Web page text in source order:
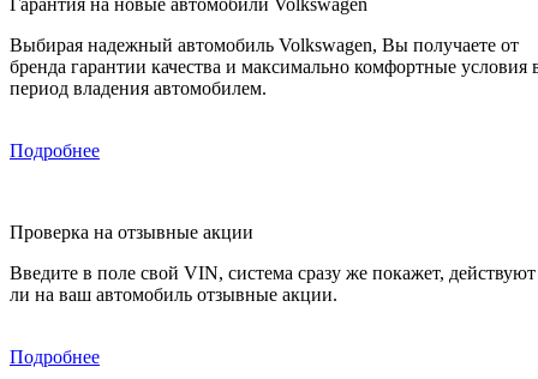
Гарантия на новые автомобили Volkswagen
Выбирая надежный автомобиль Volkswagen, Вы получаете от
бренда гарантии качества и максимально комфортные условия
период владения автомобилем.
Подробнее
Проверка на отзывные акции
Введите в поле свой VIN, система сразу же покажет, действуют
ли на ваш автомобиль отзывные акции.
Подробнее